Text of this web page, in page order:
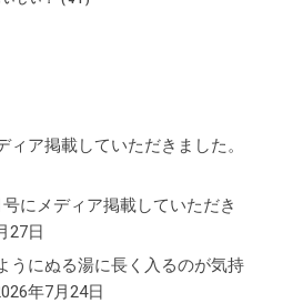
ィア掲載していただきました。
にメディア掲載していただき
27日
うにぬる湯に長く入るのが気持
年7月24日